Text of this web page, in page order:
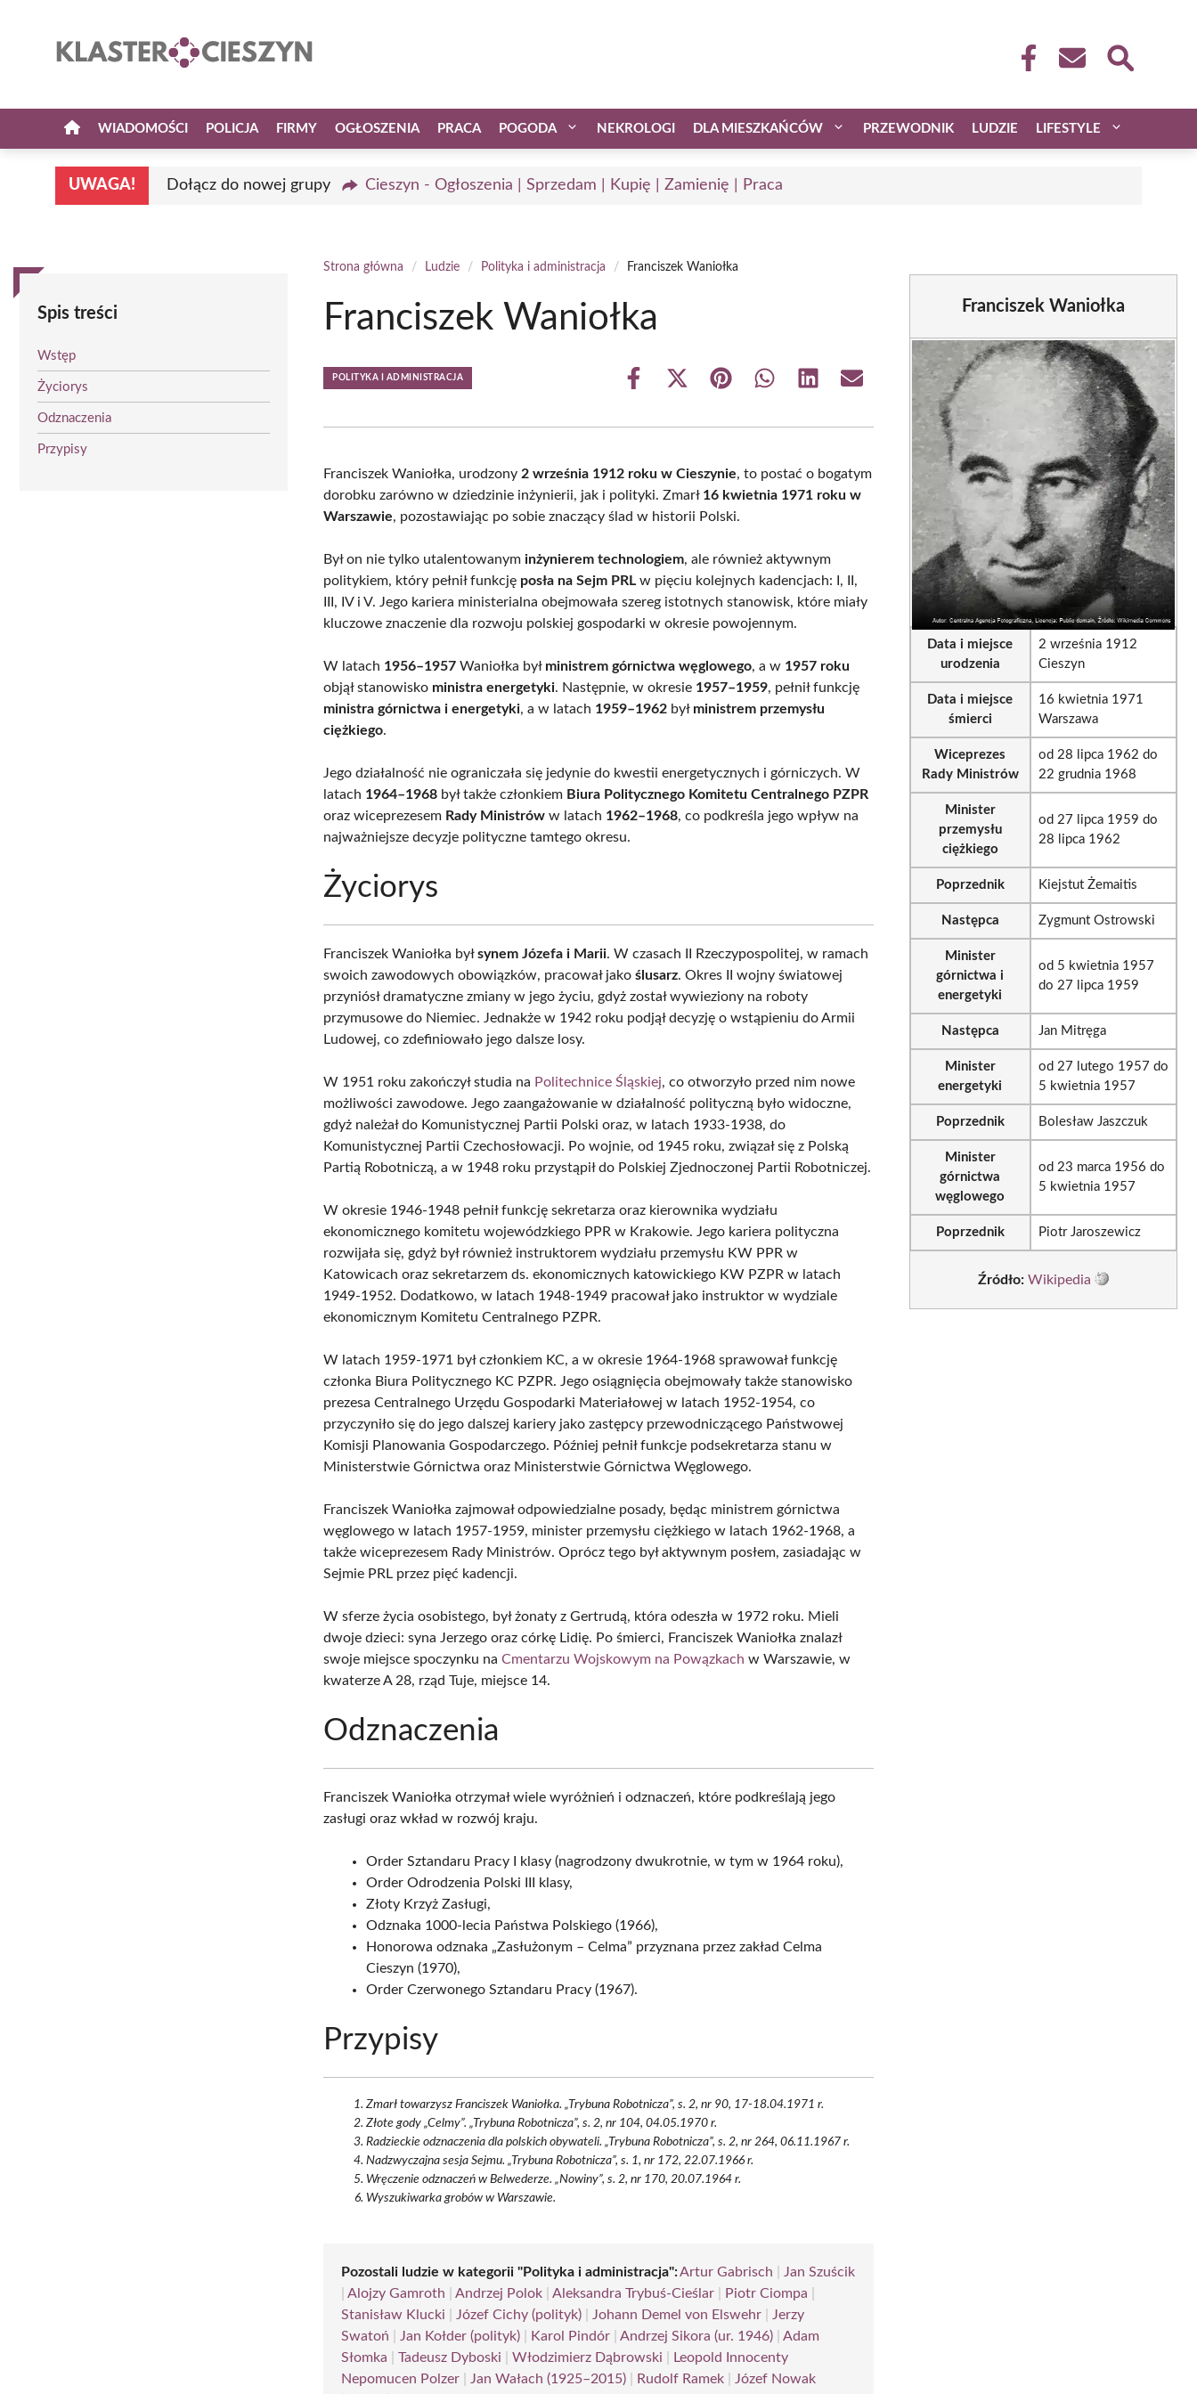
WIADOMOŚCI POLICJA FIRMY OGŁOSZENIA PRACA POGODA NEKROLOGI DLA MIESZKAŃCÓW PRZEWODNIK LUDZIE LIFESTYLE
UWAGA! Dołącz do nowej grupy Cieszyn - Ogłoszenia | Sprzedam | Kupię | Zamienię | Praca
Spis treści
Wstęp
Życiorys
Odznaczenia
Przypisy
Strona główna / Ludzie / Polityka i administracja / Franciszek Waniołka
Franciszek Waniołka
POLITYKA I ADMINISTRACJA
Share
Share
(Twitter)
Share Share Share Share
Franciszek Waniołka, urodzony 2 września 1912 roku w Cieszynie, to postać o bogatym
dorobku zarówno w dziedzinie inżynierii, jak i polityki. Zmarł 16 kwietnia 1971 roku w
Warszawie, pozostawiając po sobie znaczący ślad w historii Polski.
Był on nie tylko utalentowanyminżynierem technologiem, ale również aktywnym
politykiem, który pełnił funkcję posła na Sejm PRL w pięciu kolejnych kadencjach: I, II,
III, IV i V. Jego kariera ministerialna obejmowała szereg istotnych stanowisk, które miały
kluczowe znaczenie dla rozwoju polskiej gospodarki w okresie powojennym.
W latach 1956–1957 Waniołka był ministrem górnictwa węglowego, a w 1957 roku
objął stanowisko ministra energetyki. Następnie, w okresie 1957–1959, pełnił funkcję
ministra górnictwa i energetyki, a w latach 1959–1962 był ministrem przemysłu
ciężkiego.
Jego działalność nie ograniczała się jedynie do kwestii energetycznych i górniczych. W
latach 1964–1968 był także członkiem Biura Politycznego Komitetu Centralnego PZPR
oraz wiceprezesem Rady Ministrów w latach 1962–1968, co podkreśla jego wpływ na
najważniejsze decyzje polityczne tamtego okresu.
Życiorys
Franciszek Waniołka byłsynem Józefa i Marii. W czasach II Rzeczypospolitej, w ramach
swoich zawodowych obowiązków, pracował jakoślusarz. Okres II wojny światowej
przyniósł dramatyczne zmiany w jego życiu, gdyż został wywieziony na roboty
przymusowe do Niemiec. Jednakże w 1942 roku podjął decyzję o wstąpieniu do Armii
Ludowej, co zdefiniowało jego dalsze losy.
W 1951 roku zakończył studia na Politechnice Śląskiej, co otworzyło przed nim nowe
możliwości zawodowe. Jego zaangażowanie w działalność polityczną było widoczne,
gdyż należał do Komunistycznej Partii Polski oraz, w latach 1933-1938, do
Komunistycznej Partii Czechosłowacji. Po wojnie, od 1945 roku, związał się z Polską
Partią Robotniczą, a w 1948 roku przystąpił do Polskiej Zjednoczonej Partii Robotniczej.
W okresie 1946-1948 pełnił funkcję sekretarza oraz kierownika wydziału
ekonomicznego komitetu wojewódzkiego PPR w Krakowie. Jego kariera polityczna
rozwijała się, gdyż był również instruktorem wydziału przemysłu KW PPR w
Katowicach oraz sekretarzem ds. ekonomicznych katowickiego KW PZPR w latach
1949-1952. Dodatkowo, w latach 1948-1949 pracował jako instruktor w wydziale
ekonomicznym Komitetu Centralnego PZPR.
W latach 1959-1971 był członkiem KC, a w okresie 1964-1968 sprawował funkcję
członka Biura Politycznego KC PZPR. Jego osiągnięcia obejmowały także stanowisko
prezesa Centralnego Urzędu Gospodarki Materiałowej w latach 1952-1954, co
przyczyniło się do jego dalszej kariery jako zastępcy przewodniczącego Państwowej
Komisji Planowania Gospodarczego. Później pełnił funkcje podsekretarza stanu w
Ministerstwie Górnictwa oraz Ministerstwie Górnictwa Węglowego.
Franciszek Waniołka zajmował odpowiedzialne posady, będąc ministrem górnictwa
węglowego w latach 1957-1959, minister przemysłu ciężkiego w latach 1962-1968, a
także wiceprezesem Rady Ministrów. Oprócz tego był aktywnym posłem, zasiadając w
Sejmie PRL przez pięć kadencji.
W sferze życia osobistego, był żonaty z Gertrudą, która odeszła w 1972 roku. Mieli
dwoje dzieci: syna Jerzego oraz córkę Lidię. Po śmierci, Franciszek Waniołka znalazł
swoje miejsce spoczynku naCmentarzu Wojskowym na Powązkach w Warszawie, w
kwaterze A 28, rząd Tuje, miejsce 14.
Odznaczenia
Franciszek Waniołka otrzymał wiele wyróżnień i odznaczeń, które podkreślają jego
zasługi oraz wkład w rozwój kraju.
Order Sztandaru Pracy I klasy (nagrodzony dwukrotnie, w tym w 1964 roku),
Order Odrodzenia Polski III klasy,
Złoty Krzyż Zasługi,
Odznaka 1000-lecia Państwa Polskiego (1966),
Honorowa odznaka „Zasłużonym – Celma” przyznana przez zakład Celma
Cieszyn (1970),
Order Czerwonego Sztandaru Pracy (1967).
Przypisy
Zmarł towarzysz Franciszek Waniołka. „Trybuna Robotnicza”, s. 2, nr 90, 17-18.04.1971 r.
Złote gody „Celmy”. „Trybuna Robotnicza”, s. 2, nr 104, 04.05.1970 r.
Radzieckie odznaczenia dla polskich obywateli. „Trybuna Robotnicza”, s. 2, nr 264, 06.11.1967 r.
Nadzwyczajna sesja Sejmu. „Trybuna Robotnicza”, s. 1, nr 172, 22.07.1966 r.
Wręczenie odznaczeń w Belwederze. „Nowiny”, s. 2, nr 170, 20.07.1964 r.
Wyszukiwarka grobów w Warszawie.
Pozostali ludzie w kategorii "Polityka i administracja":Artur Gabrisch
Jan Szuścik
|Alojzy Gamroth |Andrzej Polok |Aleksandra Trybuś-Cieślar Piotr Ciompa
Stanisław Klucki
Józef Cichy (polityk) Johann Demel von Elswehr
Jerzy
Swatoń
Jan Kołder (polityk) Karol Pindór |Andrzej Sikora (ur. 1946) |Adam
Słomka |Tadeusz Dyboski |Włodzimierz Dąbrowski
Leopold Innocenty
Nepomucen Polzer
Jan Wałach (1925–2015) Rudolf Ramek
Józef Nowak
Franciszek Waniołka
Data i miejsce
urodzenia
2 września 1912
Cieszyn
Data i miejsce
śmierci
16 kwietnia 1971
Warszawa
Wiceprezes
Rady Ministrów
od 28 lipca 1962 do
22 grudnia 1968
Minister
przemysłu
ciężkiego
od 27 lipca 1959 do
28 lipca 1962
Poprzednik Kiejstut Żemaitis
Następca Zygmunt Ostrowski
Minister
górnictwa i
energetyki
od 5 kwietnia 1957
do 27 lipca 1959
Następca Jan Mitręga
Minister
energetyki
od 27 lutego 1957 do
5 kwietnia 1957
Poprzednik Bolesław Jaszczuk
Minister
górnictwa
węglowego
od 23 marca 1956 do
5 kwietnia 1957
Poprzednik Piotr Jaroszewicz
Źródło: Wikipedia